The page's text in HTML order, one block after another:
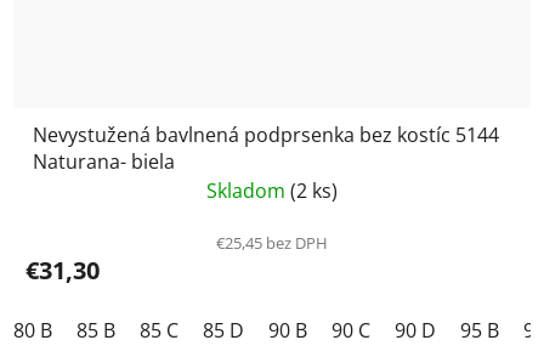
Nevystužená bavlnená podprsenka bez kostíc 5144
Naturana- biela
Skladom (2 ks)
€25,45 bez DPH
€31,30
80 B 85 B 85 C 85 D 90 B 90 C 90 D 95 B